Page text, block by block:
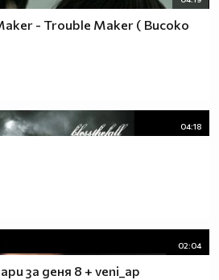
- Trouble Maker ( Високо
04:18
02:04
за деня 8 + veni_ap